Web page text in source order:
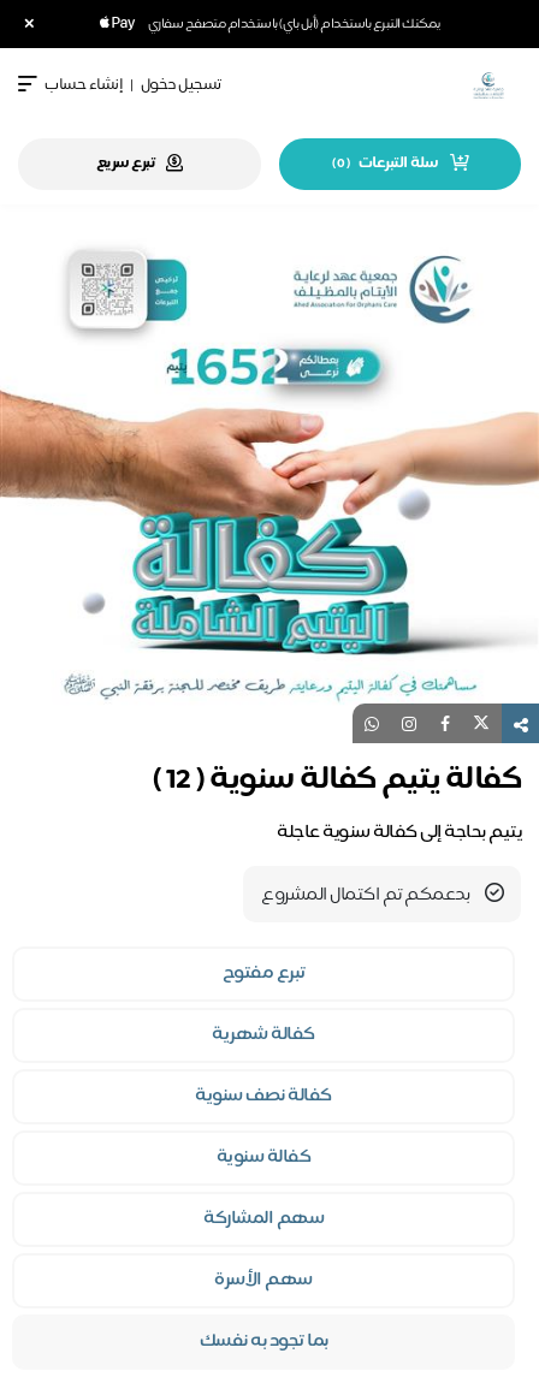
يمكنك التبرع باستخدام (أبل باي) باستخدام متصفح سفاري
تسجيل دخول | إنشاء حساب
سلة التبرعات (
0
) تبرع سريع
يتيم كفالة سنوية ( 12 )
بحاجة إلى كفالة سنوية عاجلة
بدعمكم تم اكتمال المشروع
تبرع مفتوح
كفالة شهرية
كفالة نصف سنوية
كفالة سنوية
سهم المشاركة
سهم الأسرة
بما تجود به نفسك